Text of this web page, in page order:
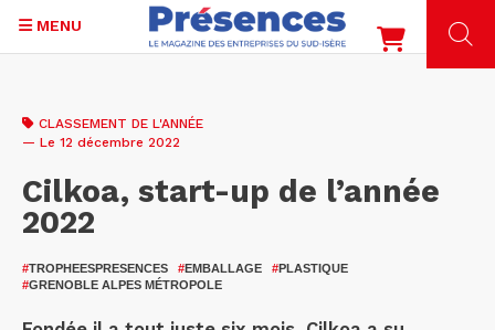
contenu
MENU
CLASSEMENT DE L'ANNÉE
— Le 12 décembre 2022
Cilkoa, start-up de l’année
2022
#TROPHEESPRESENCES #EMBALLAGE #PLASTIQUE
#GRENOBLE ALPES MÉTROPOLE